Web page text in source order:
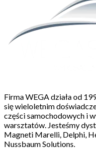
Firma WEGA działa od
się wieloletnim
części samochodowych i
warsztatów. Jesteśmy
Magneti Marelli, Delphi,
Nussbaum Solutions.